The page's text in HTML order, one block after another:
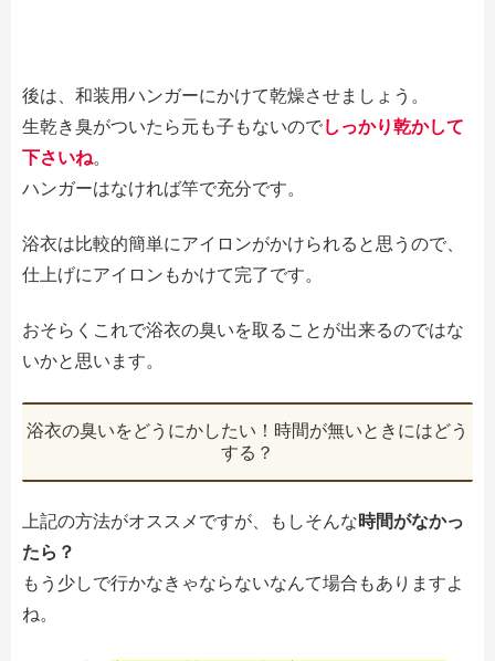
後は、和装用ハンガーにかけて乾燥させましょう。
生乾き臭がついたら元も子もないのでしっかり乾かして
下さいね。
ハンガーはなければ竿で充分です。
浴衣は比較的簡単にアイロンがかけられると思うので、
仕上げにアイロンもかけて完了です。
おそらくこれで浴衣の臭いを取ることが出来るのではな
いかと思います。
浴衣の臭いをどうにかしたい！時間が無いときにはどう
する？
上記の方法がオススメですが、もしそんな時間がなかっ
たら？
もう少しで行かなきゃならないなんて場合もありますよ
ね。